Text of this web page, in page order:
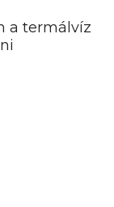
a termálvíz